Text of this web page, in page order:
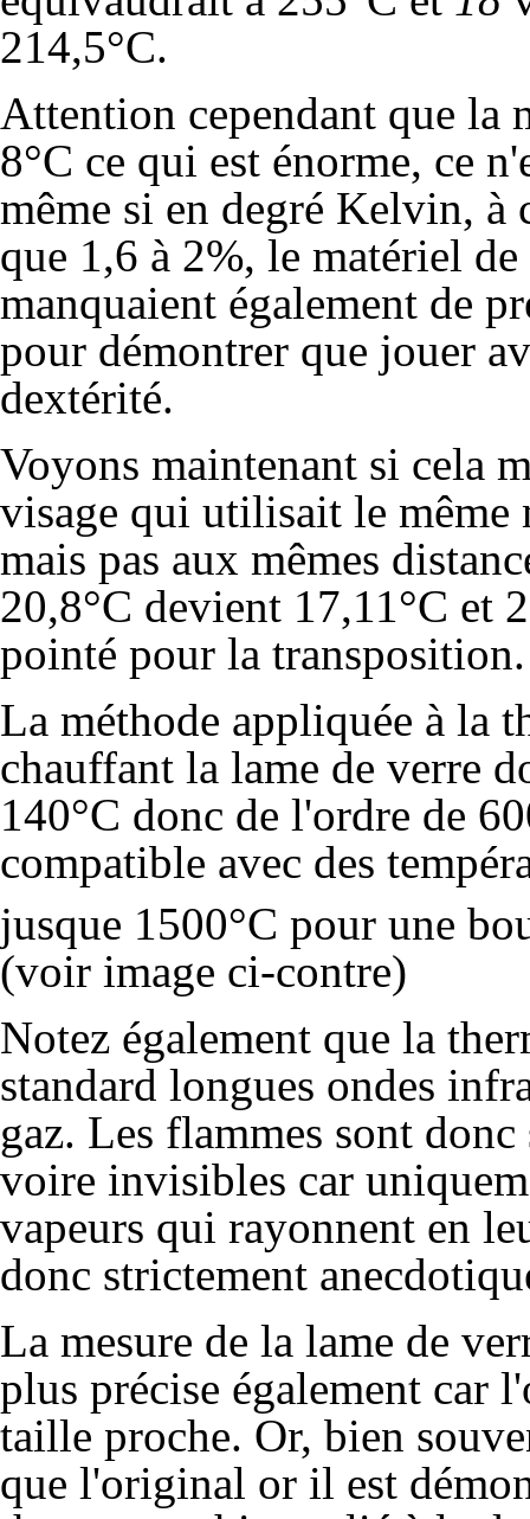
214,5°C.
Attention cependant que la
8°C ce qui est énorme, ce
même si en degré Kelvin, à
que 1,6 à 2%, le matériel
manquaient également de
pour démontrer que jouer
dextérité.
Voyons maintenant si cela
visage qui utilisait le même
mais pas aux mêmes
20,8°C devient 17,11°C et
pointé pour la transposition.
La méthode appliquée à la
chauffant la lame de verre
140°C donc de l'ordre de
compatible avec des
jusque 1500°C pour une
(voir image ci-contre)
Notez également que la
standard longues ondes
gaz. Les flammes sont
voire invisibles car
vapeurs qui rayonnent en
donc strictement
La mesure de la lame de
plus précise également car
taille proche. Or, bien
que l'original or il est